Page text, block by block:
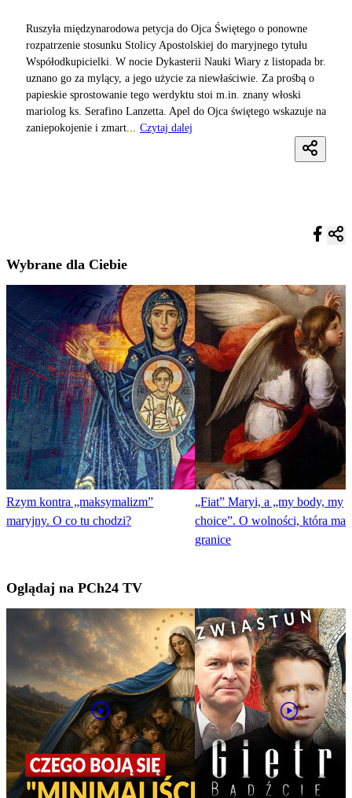
Ruszyła międzynarodowa petycja do Ojca Świętego o ponowne
rozpatrzenie stosunku Stolicy Apostolskiej do maryjnego tytułu
Współodkupicielki. W nocie Dykasterii Nauki Wiary z listopada br.
uznano go za mylący, a jego użycie za niewłaściwie. Za prośbą o
papieskie sprostowanie tego werdyktu stoi m.in. znany włoski
mariolog ks. Serafino Lanzetta. Apel do Ojca świętego wskazuje na
zaniepokojenie i zmart...
Czytaj dalej
Wybrane dla Ciebie
Rzym kontra „maksymalizm”
maryjny. O co tu chodzi?
„Fiat” Maryi, a „my body, my
choice”. O wolności, która ma
granice
Oglądaj na PCh24 TV